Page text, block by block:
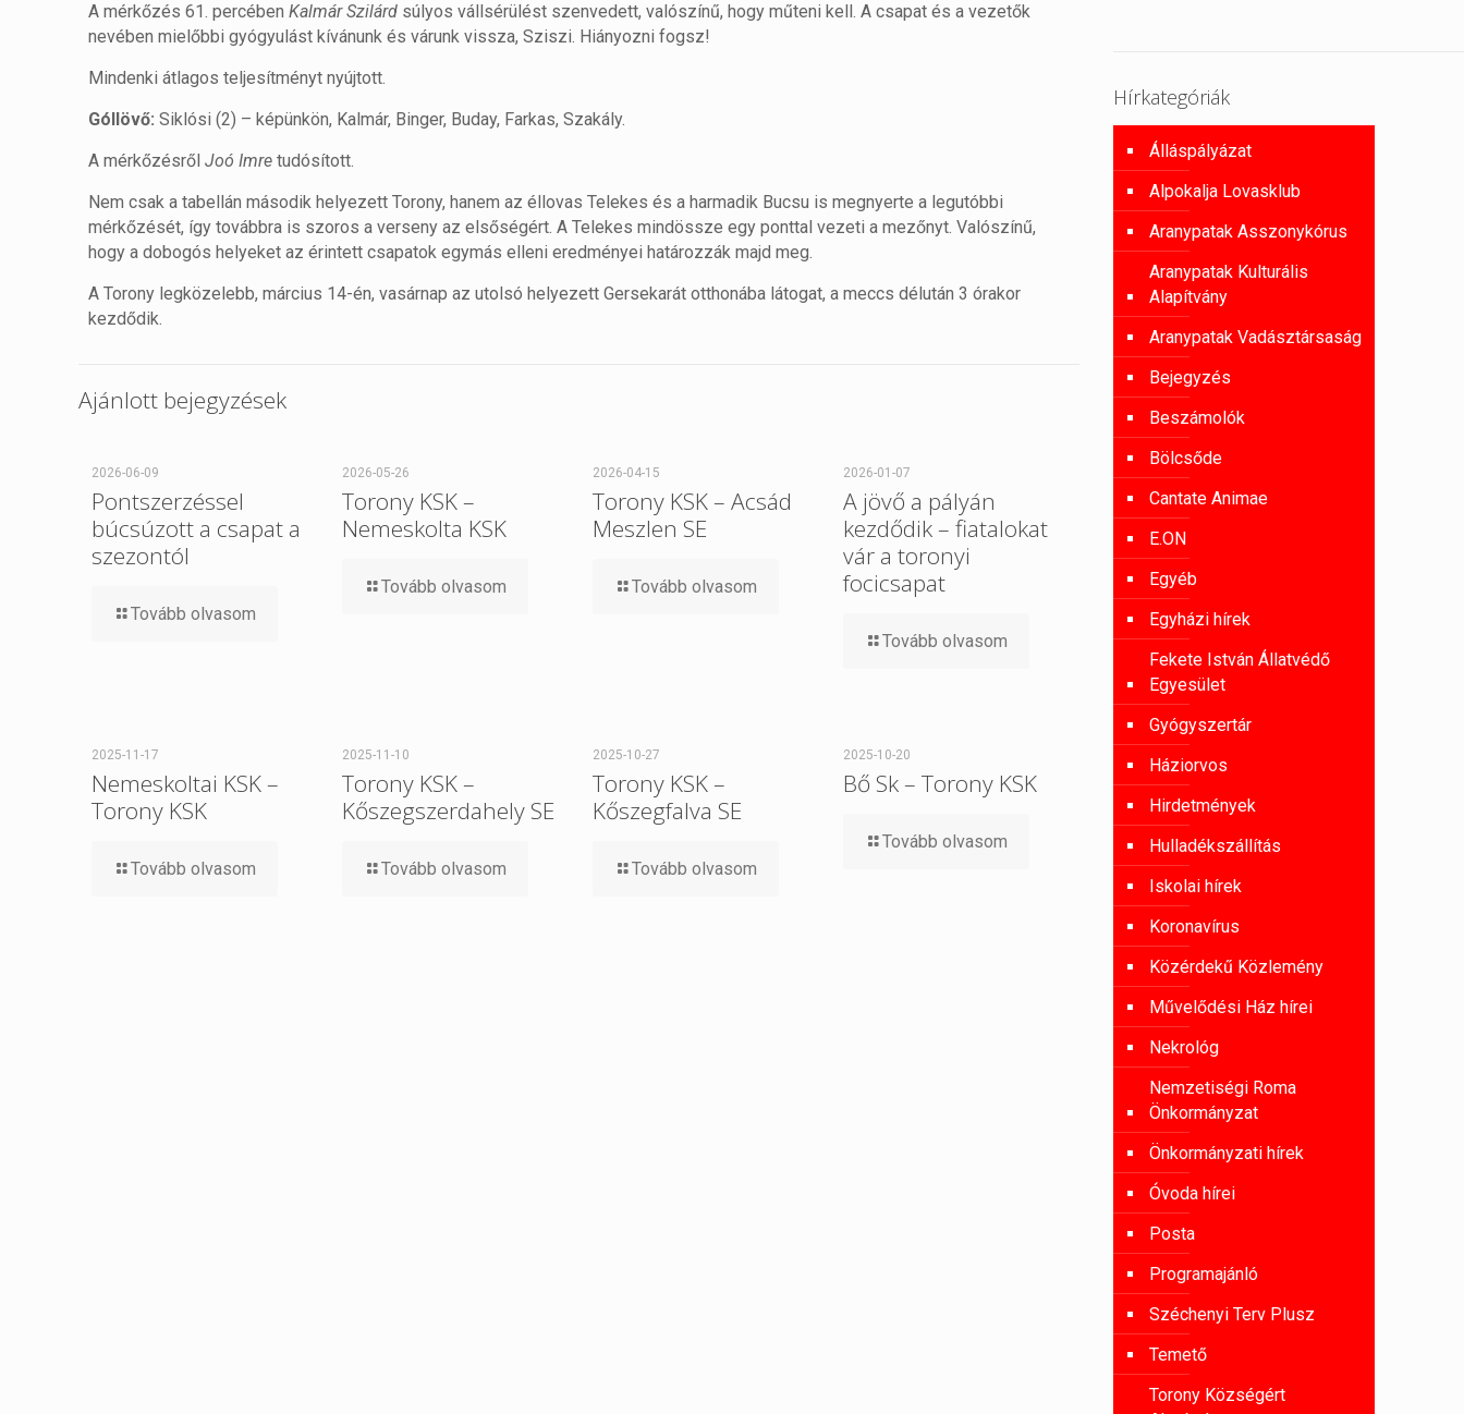
A mérkőzés 61. percébenKalmár Szilárd súlyos vállsérülést szenvedett, valószínű, hogy műteni kell. A csapat és a vezetők
nevében mielőbbi gyógyulást kívánunk és várunk vissza, Sziszi. Hiányozni fogsz!
Mindenki átlagos teljesítményt nyújtott.
Góllövő: Siklósi (2) – képünkön, Kalmár, Binger, Buday, Farkas, Szakály.
A mérkőzésrőlJoó Imre tudósított.
Nem csak a tabellán második helyezett Torony, hanem az éllovas Telekes és a harmadik Bucsu is megnyerte a legutóbbi
mérkőzését, így továbbra is szoros a verseny az elsőségért. A Telekes mindössze egy ponttal vezeti a mezőnyt. Valószínű,
hogy a dobogós helyeket az érintett csapatok egymás elleni eredményei határozzák majd meg.
A Torony legközelebb, március 14-én, vasárnap az utolsó helyezett Gersekarát otthonába látogat, a meccs délután 3 órakor
kezdődik.
Ajánlott bejegyzések
2026-06-09
Pontszerzéssel
búcsúzott a csapat a
szezontól
Tovább olvasom
2026-05-26
Torony KSK –
Nemeskolta KSK
Tovább olvasom
2026-04-15
Torony KSK – Acsád
Meszlen SE
Tovább olvasom
2026-01-07
A jövő a pályán
kezdődik – fiatalokat
vár a toronyi
focicsapat
Tovább olvasom
2025-11-17
Nemeskoltai KSK –
Torony KSK
Tovább olvasom
2025-11-10
Torony KSK –
Kőszegszerdahely SE
Tovább olvasom
2025-10-27
Torony KSK –
Kőszegfalva SE
Tovább olvasom
2025-10-20
Bő Sk – Torony KSK
Tovább olvasom
Hírkategóriák
Álláspályázat
Alpokalja Lovasklub
Aranypatak Asszonykórus
Aranypatak Kulturális
Alapítvány
Aranypatak Vadásztársaság
Bejegyzés
Beszámolók
Bölcsőde
Cantate Animae
E.ON
Egyéb
Egyházi hírek
Fekete István Állatvédő
Egyesület
Gyógyszertár
Háziorvos
Hirdetmények
Hulladékszállítás
Iskolai hírek
Koronavírus
Közérdekű Közlemény
Művelődési Ház hírei
Nekrológ
Nemzetiségi Roma
Önkormányzat
Önkormányzati hírek
Óvoda hírei
Posta
Programajánló
Széchenyi Terv Plusz
Temető
Torony Községért